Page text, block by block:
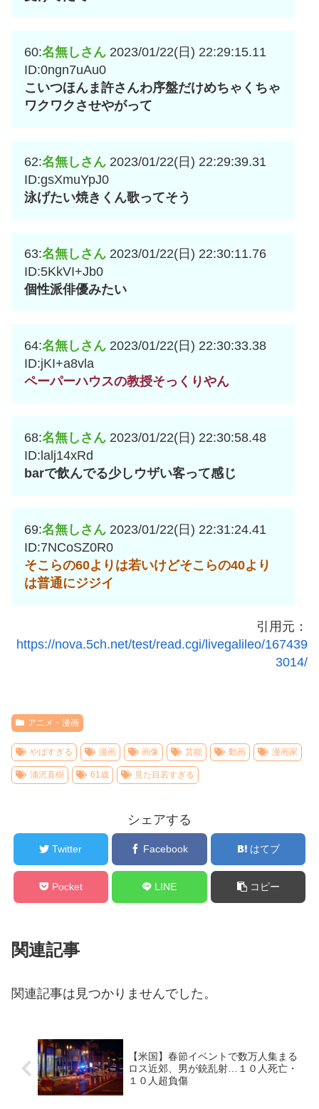
60:名無しさん 2023/01/22(日) 22:29:15.11
ID:0ngn7uAu0
こいつほんま許さんわ序盤だけめちゃくちゃ
ワクワクさせやがって
62:名無しさん 2023/01/22(日) 22:29:39.31
ID:gsXmuYpJ0
泳げたい焼きくん歌ってそう
63:名無しさん 2023/01/22(日) 22:30:11.76
ID:5KkVI+Jb0
個性派俳優みたい
64:名無しさん 2023/01/22(日) 22:30:33.38
ID:jKI+a8vla
ペーパーハウスの教授そっくりやん
68:名無しさん 2023/01/22(日) 22:30:58.48
ID:lalj14xRd
barで飲んでる少しウザい客って感じ
69:名無しさん 2023/01/22(日) 22:31:24.41
ID:7NCoSZ0R0
そこらの60よりは若いけどそこらの40より
は普通にジジイ
引用元：
https://nova.5ch.net/test/read.cgi/livegalileo/167439
3014/
アニメ・漫画
やばすぎる 漫画 画像 芸能 動画 漫画家
浦沢直樹 61歳 見た目若すぎる
シェアする
Twitter Facebook はてブ
Pocket LINE コピー
関連記事
関連記事は見つかりませんでした。
【米国】春節イベントで数万人集まる
ロス近郊、男が銃乱射…１０人死亡・
１０人超負傷